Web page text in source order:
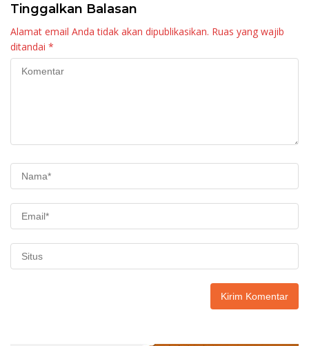
Tinggalkan Balasan
Alamat email Anda tidak akan dipublikasikan. Ruas yang wajib
ditandai *